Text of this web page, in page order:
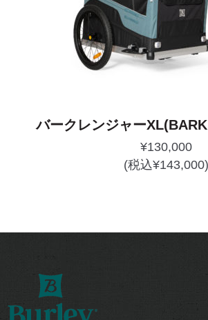
バークレンジャー
¥130,000
(税込¥143,000)